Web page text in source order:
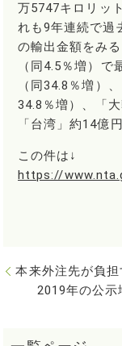
万5747キロリッ
れも9年連続で過
の輸出金額をみ
（同4.5％増）
（同34.8％増）
34.8％増）、「
「台湾」約14億
この件は↓
https://
本来外注先が負
2019年の公示